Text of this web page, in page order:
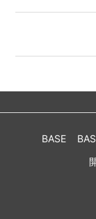
BASE